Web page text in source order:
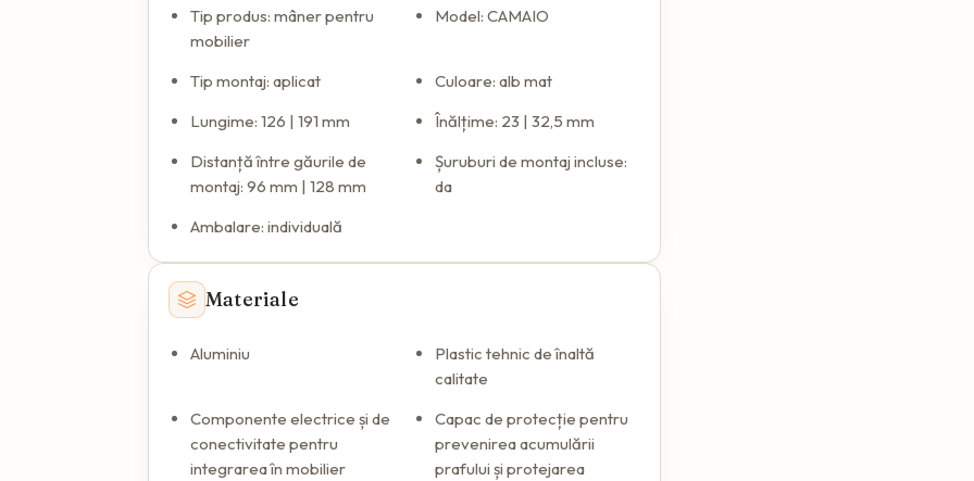
Tip produs: mâner pentru
mobilier
Model: CAMAIO
Tip montaj: aplicat
Culoare: alb mat
Lungime: 126 | 191 mm
Înălțime: 23 | 32,5 mm
Distanță între găurile de
montaj: 96 mm | 128 mm
Șuruburi de montaj incluse:
da
Ambalare: individuală
Materiale
Aluminiu
Plastic tehnic de înaltă
calitate
Componente electrice și de
conectivitate pentru
integrarea în mobilier
Capac de protecție pentru
prevenirea acumulării
prafului și protejarea